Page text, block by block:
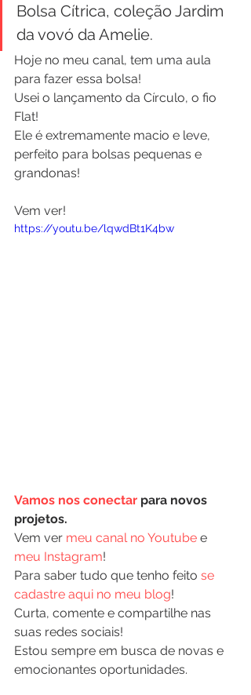
Bolsa Cítrica, coleção Jardim
da vovó da Amelie.
Hoje no meu canal, tem uma aula
para fazer essa bolsa!
Usei o lançamento da Círculo, o fio
Flat!
Ele é extremamente macio e leve,
perfeito para bolsas pequenas e
grandonas!
Vem ver!
https://youtu.be/lqwdBt1K4bw
Vamos nos conectar para novos
projetos.
Vem ver meu canal no Youtube e
meu Instagram!
Para saber tudo que tenho feito se
cadastre aqui no meu blog!
Curta, comente e compartilhe nas
suas redes sociais!
Estou sempre em busca de novas e
emocionantes oportunidades.